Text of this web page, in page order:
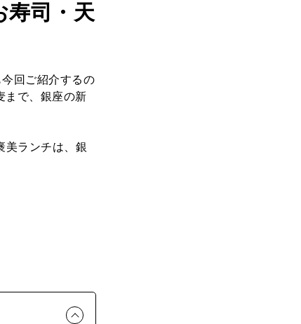
寿司・天
回ご紹介するの
まで、銀座の新
美ランチは、銀